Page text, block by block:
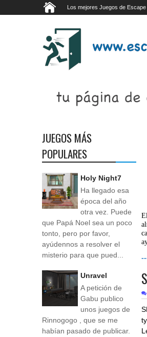
Los mejores Juegos de
JUEGOS MÁS
POPULARES
Holy Night7
Ha llegado esa
época del año
otra vez. Puede
que Papá Noel sea un poco
tonto, pero por favor,
ayúdennos a resolver el
misterio para que pued...
Unravel
A petición de
Gabu publico
unos juegos de
Rinnogogo , que se me
habían pasado de publicar.